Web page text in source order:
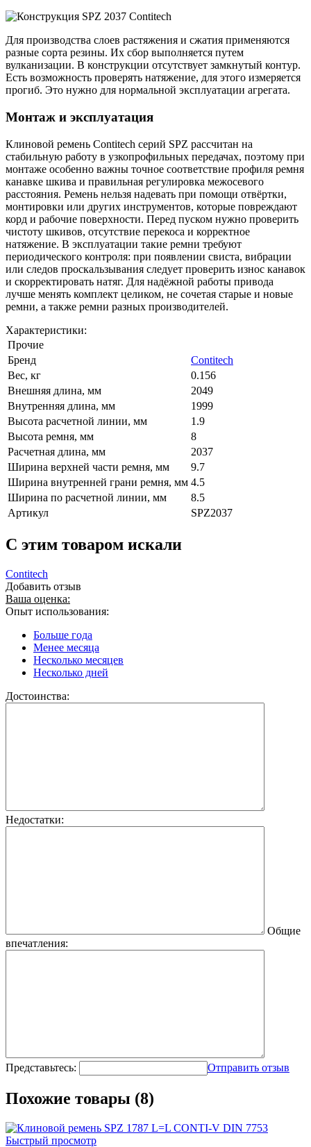
Для производства слоев растяжения и сжатия применяются
разные сорта резины. Их сбор выполняется путем
вулканизации. В конструкции отсутствует замкнутый контур.
Есть возможность проверять натяжение, для этого измеряется
прогиб. Это нужно для нормальной эксплуатации агрегата.
Монтаж и эксплуатация
Клиновой ремень Contitech серий SPZ рассчитан на
стабильную работу в узкопрофильных передачах, поэтому при
монтаже особенно важны точное соответствие профиля ремня
канавке шкива и правильная регулировка межосевого
расстояния. Ремень нельзя надевать при помощи отвёртки,
монтировки или других инструментов, которые повреждают
корд и рабочие поверхности. Перед пуском нужно проверить
чистоту шкивов, отсутствие перекоса и корректное
натяжение. В эксплуатации такие ремни требуют
периодического контроля: при появлении свиста, вибрации
или следов проскальзывания следует проверить износ канавок
и скорректировать натяг. Для надёжной работы привода
лучше менять комплект целиком, не сочетая старые и новые
ремни, а также ремни разных производителей.
Характеристики:
Прочие
Бренд
Contitech
Вес, кг
0.156
Внешняя длина, мм
2049
Внутренняя длина, мм
1999
Высота расчетной линии, мм
1.9
Высота ремня, мм
8
Расчетная длина, мм
2037
Ширина верхней части ремня, мм
9.7
Ширина внутренней грани ремня, мм 4.5
Ширина по расчетной линии, мм
8.5
Артикул
SPZ2037
C этим товаром искали
Contitech
Добавить отзыв
Ваша оценка:
Опыт использования:
Больше года
Менее месяца
Несколько месяцев
Несколько дней
Достоинства:
Недостатки:
Общие
впечатления:
Представьтесь: Отправить отзыв
Похожие товары (8)
Быстрый просмотр